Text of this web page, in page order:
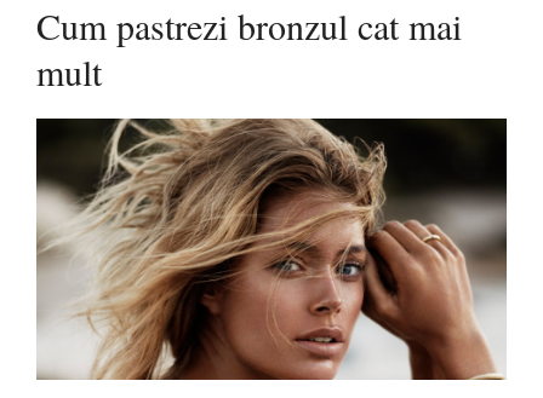
pastrezi
mai
mult
Cum pastrezi bronzul cat mai
mult